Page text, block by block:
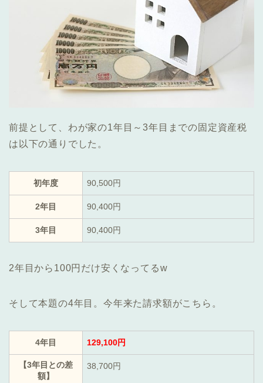
前提として、わが家の1年目～3年目までの固定資産税
は以下の通りでした。
初年度 90,500円
2年目 90,400円
3年目 90,400円
2年目から100円だけ安くなってるw
そして本題の4年目。今年来た請求額がこちら。
4年目 129,100円
【3年目との差
額】
38,700円